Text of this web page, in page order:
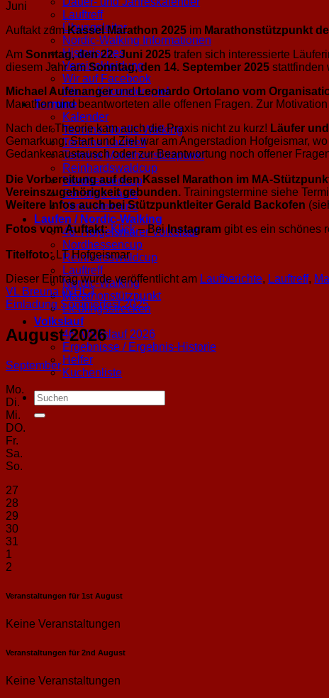
Lauftreff
Übungsleiter
Nordic-Walking Informationen
Historisches
Vereinskleidung
Wir auf Facebook
Wir im Kilometerspiel
Termine
Kalender
Termine Nordic-Walking
Termine Lauftreff
Termine Marathonstützpunkt
Reinhardswaldcup
Nordhessencup
Sonstige Läufe
Vereinstermine
Laufen / Nordic-Walking
46. Hofgeismarer Volkslauf
Nordhessencup
Reinhardswaldcup
Lauftreff
Nordic-Walking
Marathonstützpunkt
Lieblingsstrecken
Volkslauf
46. Volkslauf 2026
Ergebnisse / Ergebnis-Historie
Helfer
Kuchenliste
Juni
Auftakt zumKassel Marathon 2025 im Marathonstützpunkt
Am Sonntag, den 22. Juni 2025 trafen sich interessierte
diesem Jahr amSonntag, den 14. September 2025 stattfinden
Michael AufenangerundLeonardo Ortolano vom
Marathon und beantworteten alle offenen Fragen. Zur
Nach der Theorie kam auch die Praxis nicht zu kurz! Läufer
Gemarkung. Start und Ziel war am Angerstadion Hofgeismar,
Gedankenaustausch oder zur Beantwortung noch offener
Die Vorbereitung auf den Kassel Marathon im MA-
Vereinszugehörigkeit gebunden. Trainingstermine siehe
Weitere Infos auch bei Stützpunktleiter Gerald Backofen
Fotos vom Auftakt: Klick– BeiInstagram gibt es ein schönes
Titelfoto:LT Hofgeismar
Dieser Eintrag wurde veröffentlicht am Laufberichte, Lauftreff,
VL Breuna (NHC)
Einladung Sommerfest 2025
August 2026
September
Mo.
Di.
Mi.
DO.
Fr.
Sa.
So.
27
28
29
30
31
1
2
Veranstaltungen für 1st August
Keine Veranstaltungen
Veranstaltungen für 2nd August
Keine Veranstaltungen